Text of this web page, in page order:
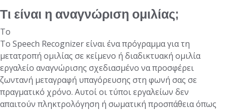
Τι είναι η αναγνώριση ομιλίας;
Το
Το Speech Recognizer είναι ένα πρόγραμμα για τη
μετατροπή ομιλίας σε κείμενο ή διαδικτυακή ομιλία
εργαλείο αναγνώρισης σχεδιασμένο να προσφέρει
ζωντανή μεταγραφή υπαγόρευσης στη φωνή σας σε
πραγματικό χρόνο. Αυτοί οι τύποι εργαλείων δεν
απαιτούν πληκτρολόγηση ή σωματική προσπάθεια όπως